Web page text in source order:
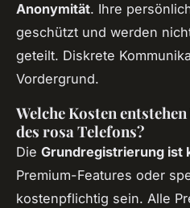
Anonymität. Ihre
geschützt und werden
geteilt. Diskrete
Vordergrund.
Welche Kosten
des rosa Telefons?
Die Grundregistrierung ist
Premium-Features oder
kostenpflichtig sein. Alle